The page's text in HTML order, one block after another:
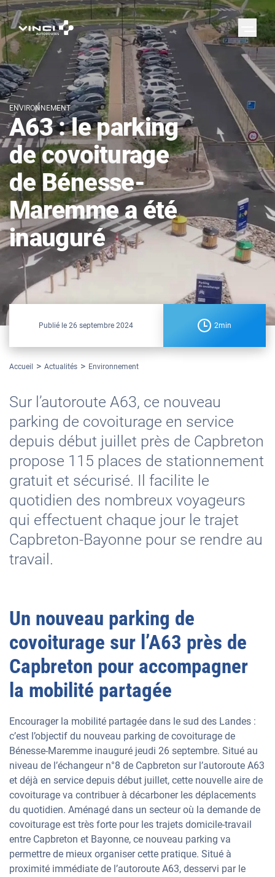
ENVIRONNEMENT
A63 : le parking
de covoiturage
de Bénesse-
Maremme a été
inauguré
Publié le26 septembre 2024 2min
Accueil Actualités Environnement
Sur l’autoroute A63, ce nouveau
parking de covoiturage en service
depuis début juillet près de Capbreton
propose 115 places de stationnement
gratuit et sécurisé. Il facilite le
quotidien des nombreux voyageurs
qui effectuent chaque jour le trajet
Capbreton-Bayonne pour se rendre au
travail.
Un nouveau parking de
covoiturage sur l’A63 près de
Capbreton pour accompagner
la mobilité partagée
Encourager la mobilité partagée dans le sud des Landes :
c’est l’objectif du nouveau parking de covoiturage de
Bénesse-Maremme inauguré jeudi 26 septembre. Situé au
niveau de l’échangeur n°8 de Capbreton sur l’autoroute A63
et déjà en service depuis début juillet, cette nouvelle aire de
covoiturage va contribuer à décarboner les déplacements
du quotidien. Aménagé dans un secteur où la demande de
covoiturage est très forte pour les trajets domicile-travail
entre Capbreton et Bayonne, ce nouveau parking va
permettre de mieux organiser cette pratique. Situé à
proximité immédiate de l’autoroute A63, desservi par le